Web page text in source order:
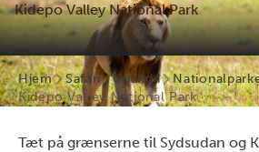
Kidepo Valley National Park
Hjem Safari i Uganda
Kidepo Valley National Park
Tæt på grænserne til Sydsudan og